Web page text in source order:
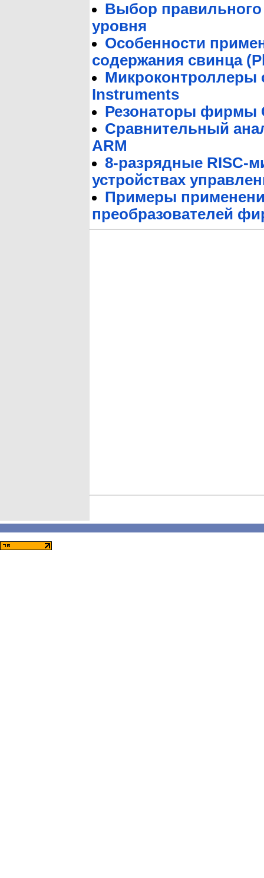
Выбор правильного
уровня
Особенности
содержания свинца
Микроконтроллеры
Instruments
Резонаторы фирмы
Сравнительный
ARM
8-разрядные RISC-
устройствах
Примеры
преобразователей